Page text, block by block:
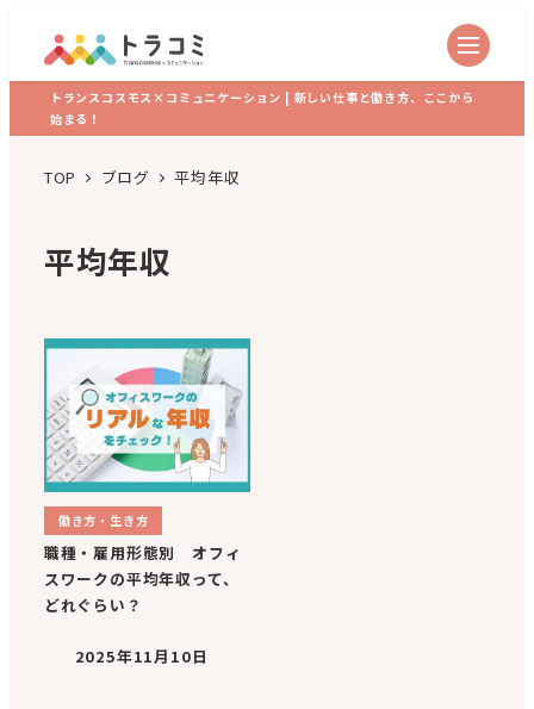
トランスコスモス×コミュニケーション | 新しい仕事と働き方、ここから
始まる！
TOP ブログ 平均年収
平均年収
働き方・生き方
職種・雇用形態別 オフィ
スワークの平均年収って、
どれぐらい？
2025年11月10日